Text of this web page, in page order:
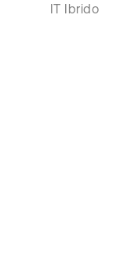
IT Ibrido